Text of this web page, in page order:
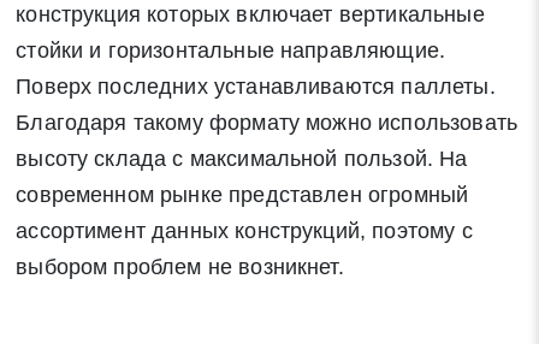
конструкция которых включает вертикальные
стойки и горизонтальные направляющие.
Поверх последних устанавливаются паллеты.
Благодаря такому формату можно использовать
высоту склада с максимальной пользой. На
современном рынке представлен огромный
ассортимент данных конструкций, поэтому с
выбором проблем не возникнет.